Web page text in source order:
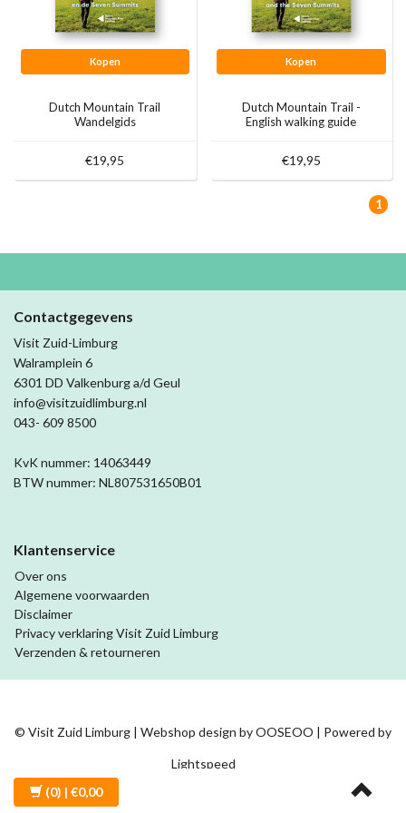
Kopen
Dutch Mountain Trail
Wandelgids
€19,95
Kopen
Dutch Mountain Trail -
English walking guide
€19,95
1
Contactgegevens
Visit Zuid-Limburg
Walramplein 6
6301 DD Valkenburg a/d Geul
info@visitzuidlimburg.nl
043- 609 8500
KvK nummer: 14063449
BTW nummer: NL807531650B01
Klantenservice
Over ons
Algemene voorwaarden
Disclaimer
Privacy verklaring Visit Zuid Limburg
Verzenden & retourneren
© Visit Zuid Limburg | Webshop design byOOSEOO | Powered by
Lightspeed
(0) | €0,00